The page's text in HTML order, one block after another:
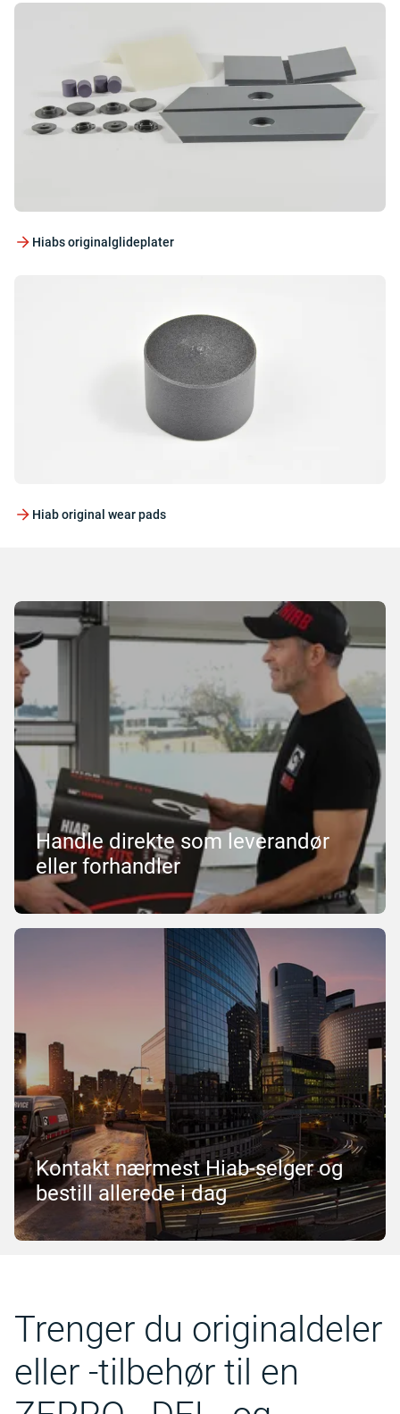
Hiabs originalglideplater
Hiab original wear pads
Handle direkte som leverandør
eller forhandler
Kontakt nærmest Hiab-selger og
bestill allerede i dag
Trenger du originaldeler
eller -tilbehør til en